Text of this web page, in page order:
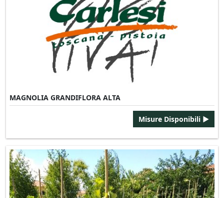
MAGNOLIA GRANDIFLORA ALTA
Misure Disponibili ►